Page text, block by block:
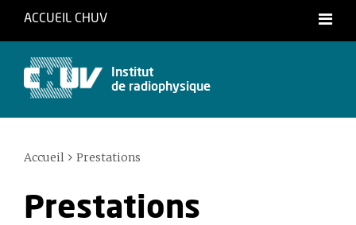
ACCUEIL CHUV
Institut
de radiophysique
Accueil Prestations
Prestations